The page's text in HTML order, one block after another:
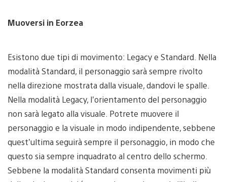
Muoversi in Eorzea
Esistono due tipi di movimento: Legacy e Standard. Nella
modalità Standard, il personaggio sarà sempre rivolto
nella direzione mostrata dalla visuale, dandovi le spalle.
Nella modalità Legacy, l’orientamento del personaggio
non sarà legato alla visuale. Potrete muovere il
personaggio e la visuale in modo indipendente, sebbene
quest’ultima seguirà sempre il personaggio, in modo che
questo sia sempre inquadrato al centro dello schermo.
Sebbene la modalità Standard consenta movimenti più